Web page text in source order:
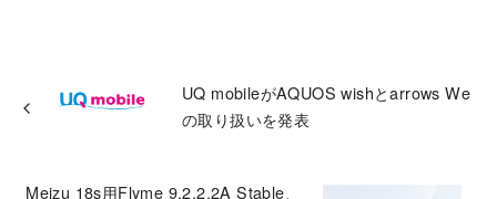
UQ mobileがAQUOS wishとarrows We
の取り扱いを発表
Meizu 18s用Flyme 9.2.2.2A Stable、